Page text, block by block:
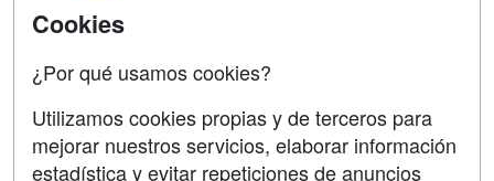
Contactar
Copyleft
Cookies
¿Por qué usamos cookies?
Utilizamos cookies propias y de terceros para
mejorar nuestros servicios, elaborar información
estadística y evitar repeticiones de anuncios